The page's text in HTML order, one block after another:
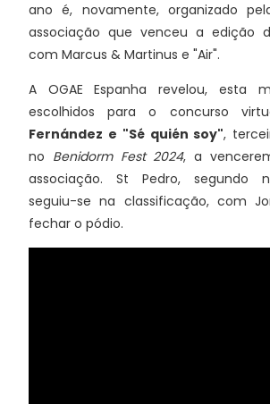
ano é, novamente, organizado
associação que venceu a edição
com Marcus & Martinus e "Air".
A OGAE Espanha revelou, esta
escolhidos para o concurso
Fernández e "Sé quién soy",
no Benidorm Fest 2024, a
associação. St Pedro, segundo
seguiu-se na classificação, com
fechar o pódio.